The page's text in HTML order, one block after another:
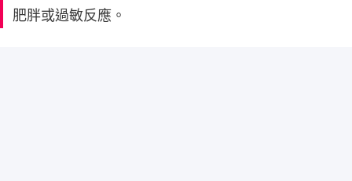
肥胖或過敏反應。